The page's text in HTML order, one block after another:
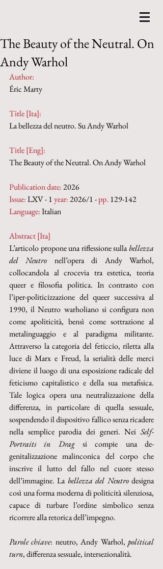
The Beauty of the Neutral. On
Andy Warhol
Author:
Éric Marty
Title [Ita]:
La bellezza del neutro. Su Andy Warhol
Title [Eng]:
The Beauty of the Neutral. On Andy Warhol
Publication date: 2026
Issue: LXV - 1 year: 2026/1 - pp. 129-142
Language: Italian
Abstract [Ita]
L’articolo propone una riflessione sulla bellezza
del Neutro nell’opera di Andy Warhol,
collocandola al crocevia tra estetica, teoria
queer e filosofia politica. In contrasto con
l’iper-politicizzazione del queer successiva al
1990, il Neutro warholiano si configura non
come apoliticità, bensì come sottrazione al
metalinguaggio e al paradigma militante.
Attraverso la categoria del feticcio, riletta alla
luce di Marx e Freud, la serialità delle merci
diviene il luogo di una esposizione radicale del
feticismo capitalistico e della sua metafisica.
Tale logica opera una neutralizzazione della
differenza, in particolare di quella sessuale,
sospendendo il dispositivo fallico senza ricadere
nella semplice parodia dei generi. Nei Self-
Portraits in Drag si compie una de-
genitalizzazione malinconica del corpo che
inscrive il lutto del fallo nel cuore stesso
dell’immagine. La bellezza del Neutro designa
così una forma moderna di politicità silenziosa,
capace di turbare l’ordine simbolico senza
ricorrere alla retorica dell’impegno.
Parole chiave: neutro, Andy Warhol, political
turn, differenza sessuale, intersezionalità.